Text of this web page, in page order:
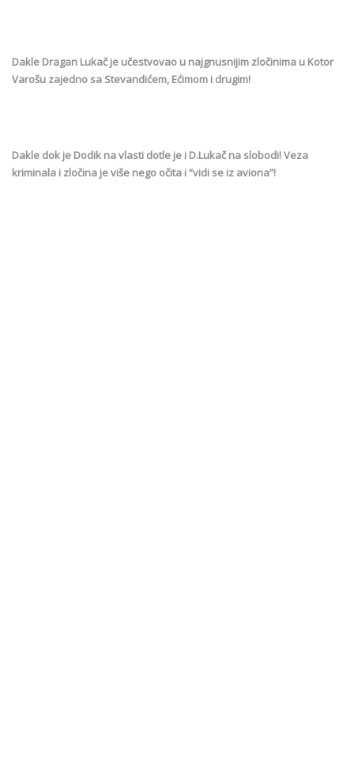
Dakle Dragan Lukač je učestvovao u najgnusnijim zločinima u Kotor
Varošu zajedno sa Stevandićem, Ećimom i drugim!
Dakle dok je Dodik na vlasti dotle je i D.Lukač na slobodi! Veza
kriminala i zločina je više nego očita i “vidi se iz aviona”!